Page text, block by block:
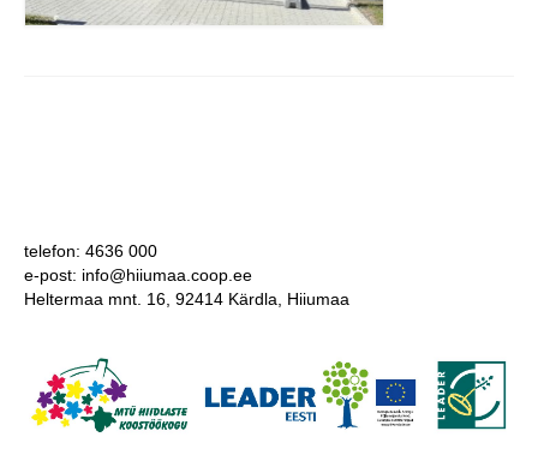
telefon: 4636 000
e-post: info@hiiumaa.coop.ee
Heltermaa mnt. 16, 92414 Kärdla, Hiiumaa